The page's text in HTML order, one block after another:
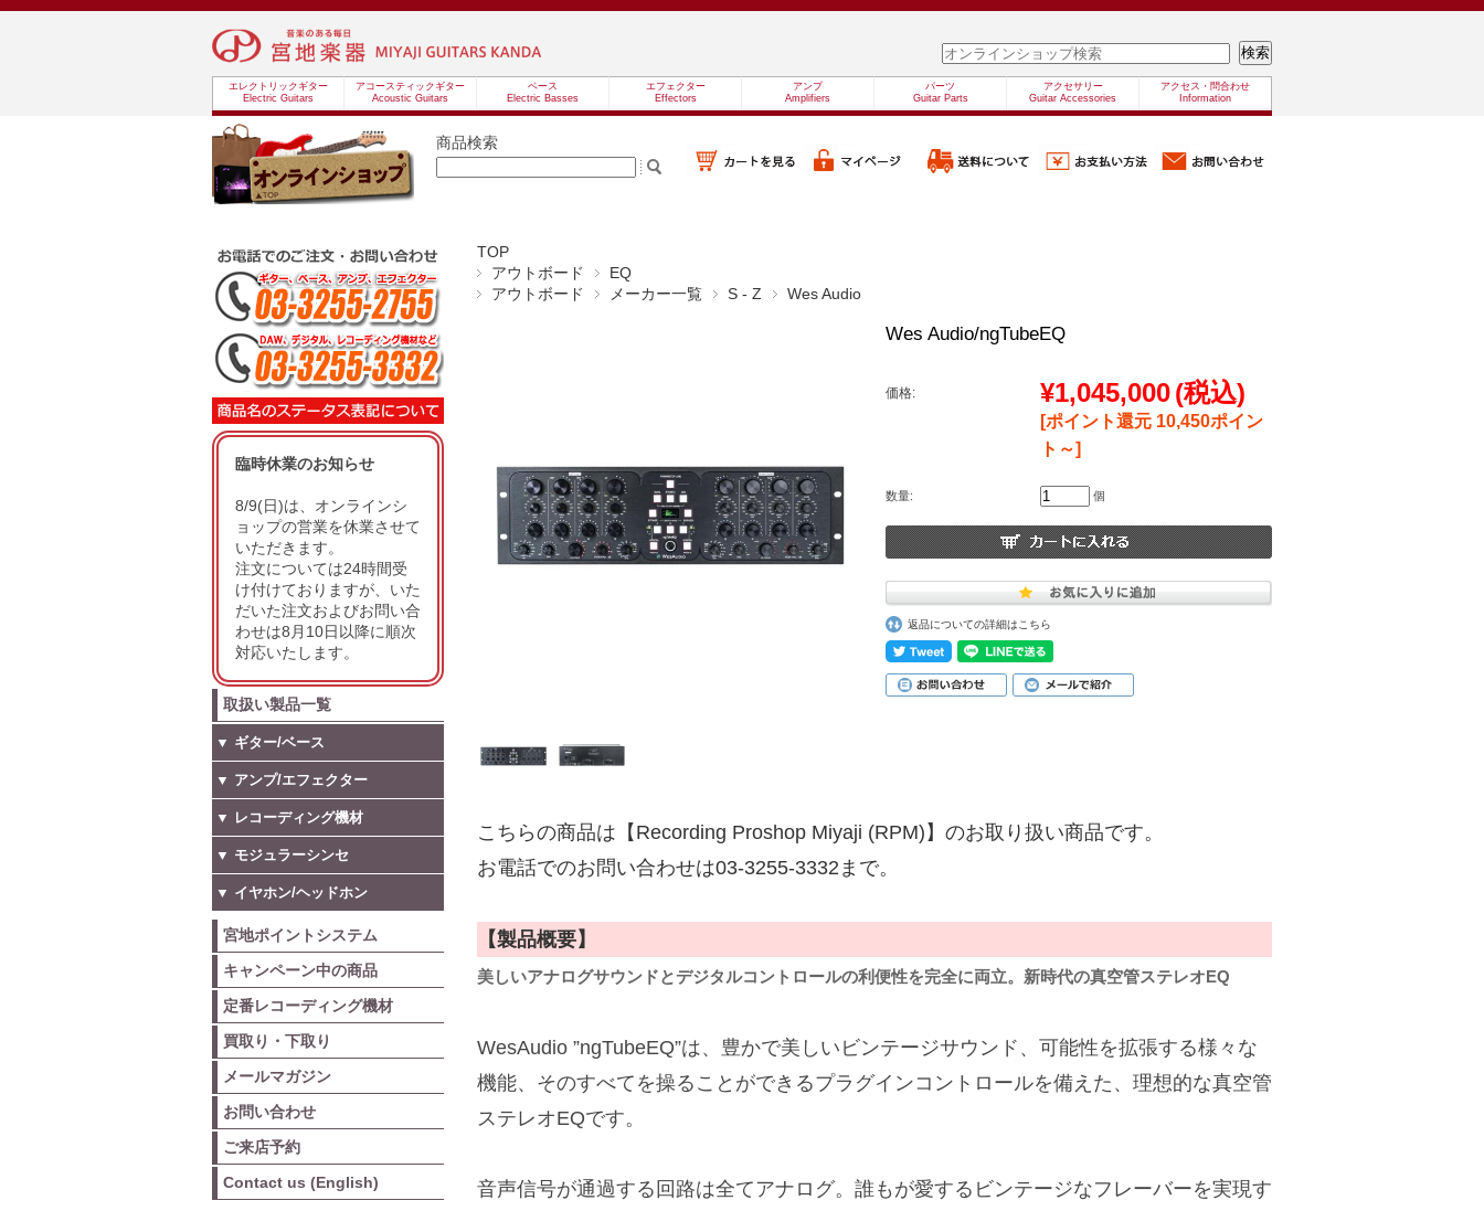
エレクトリックギター
Electric Guitars
アコースティックギター
Acoustic Guitars
ベース
Electric Basses
エフェクター
Effectors
アンプ
Amplifiers
パーツ
Guitar Parts
アクセサリー
Guitar Accessories
アクセス・問合わせ
Information
商品検索
TOP
アウトボード
EQ
アウトボード
メーカー一覧 S - Z Wes Audio
Wes Audio/ngTubeEQ
価格: ¥1,045,000(税込)
[ポイント還元 10,450ポイン
ト～]
数量: 個
返品についての詳細はこちら
こちらの商品は【Recording Proshop Miyaji (RPM)】のお取り扱い商品です。
お電話でのお問い合わせは03-3255-3332まで。
【製品概要】
美しいアナログサウンドとデジタルコントロールの利便性を完全に両立。新時代の真空管ステレオEQ
WesAudio ”ngTubeEQ”は、豊かで美しいビンテージサウンド、可能性を拡張する様々な
機能、そのすべてを操ることができるプラグインコントロールを備えた、理想的な真空管
ステレオEQです。
音声信号が通過する回路は全てアナログ。誰もが愛するビンテージなフレーバーを実現す
臨時休業のお知らせ
8/9(日)は、オンラインシ
ョップの営業を休業させて
いただきます。
注文については24時間受
け付けておりますが、いた
だいた注文およびお問い合
わせは8月10日以降に順次
対応いたします。
取扱い製品一覧
▼ ギター/ベース
▼ アンプ/エフェクター
▼ レコーディング機材
▼ モジュラーシンセ
▼ イヤホン/ヘッドホン
宮地ポイントシステム
キャンペーン中の商品
定番レコーディング機材
買取り・下取り
メールマガジン
お問い合わせ
ご来店予約
Contact us (English)